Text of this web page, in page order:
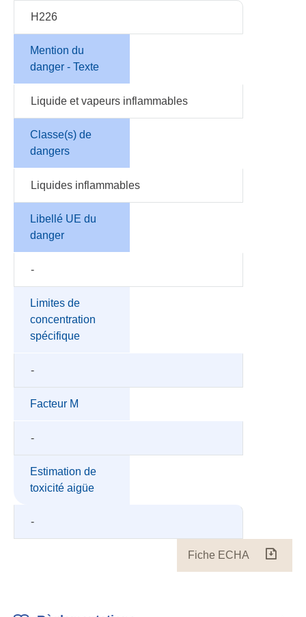
H226
Mention du
danger - Texte
Liquide et vapeurs inflammables
Classe(s) de
dangers
Liquides inflammables
Libellé UE du
danger
-
Limites de
concentration
spécifique
-
Facteur M
-
Estimation de
toxicité aigüe
-
Fiche ECHA